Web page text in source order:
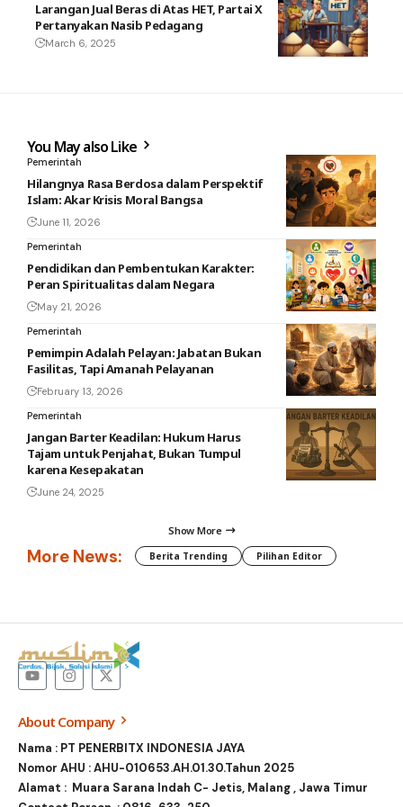
Larangan Jual Beras di Atas HET, Partai X
Pertanyakan Nasib Pedagang
March 6, 2025
You May also Like
Pemerintah
Hilangnya Rasa Berdosa dalam Perspektif
Islam: Akar Krisis Moral Bangsa
June 11, 2026
Pemerintah
Pendidikan dan Pembentukan Karakter:
Peran Spiritualitas dalam Negara
May 21, 2026
Pemerintah
Pemimpin Adalah Pelayan: Jabatan Bukan
Fasilitas, Tapi Amanah Pelayanan
February 13, 2026
Pemerintah
Jangan Barter Keadilan: Hukum Harus
Tajam untuk Penjahat, Bukan Tumpul
karena Kesepakatan
June 24, 2025
Show More
More News: Berita Trending Pilihan Editor
About Company
Nama : PT PENERBITX INDONESIA JAYA
Nomor AHU : AHU-010653.AH.01.30.Tahun 2025
Alamat : Muara Sarana Indah C- Jetis, Malang , Jawa Timur